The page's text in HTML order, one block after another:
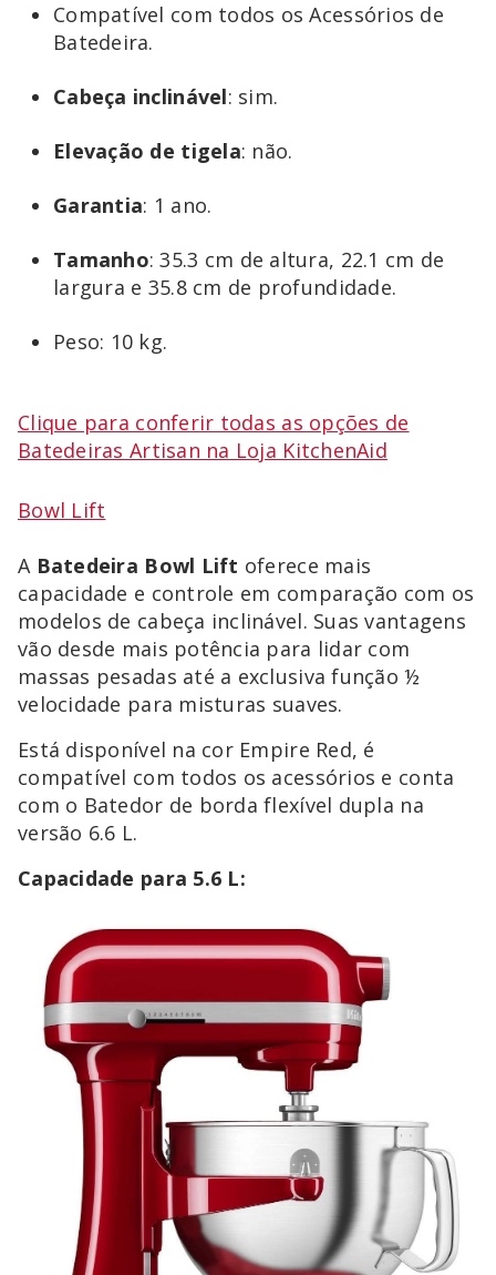
Compatível com todos os Acessórios de
Batedeira.
Cabeça inclinável: sim.
Elevação de tigela: não.
Garantia: 1 ano.
Tamanho: 35.3 cm de altura, 22.1 cm de
largura e 35.8 cm de profundidade.
Peso: 10 kg.
Clique para conferir todas as opções de
Batedeiras Artisan na Loja KitchenAid
Bowl Lift
A Batedeira Bowl Lift oferece mais
capacidade e controle em comparação com os
modelos de cabeça inclinável. Suas vantagens
vão desde mais potência para lidar com
massas pesadas até a exclusiva função ½
velocidade para misturas suaves.
Está disponível na cor Empire Red, é
compatível com todos os acessórios e conta
com o Batedor de borda flexível dupla na
versão 6.6 L.
Capacidade para 5.6 L: